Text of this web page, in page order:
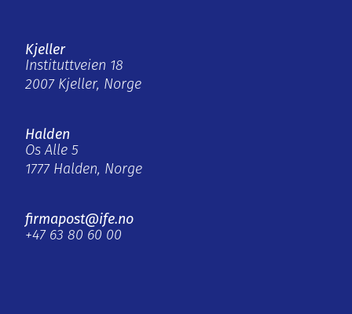
Kjeller
Instituttveien 18
2007 Kjeller, Norge
Halden
Os Alle 5
1777 Halden, Norge
firmapost@ife.no
+47 63 80 60 00